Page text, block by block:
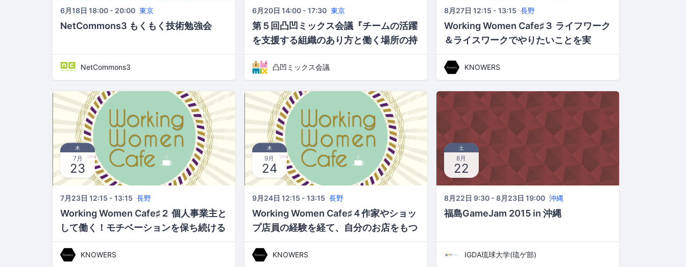
6月18日 18:00 - 20:00 東京
NetCommons3 もくもく技術勉強会
NetCommons3
6月20日 14:00 - 17:30 東京
第５回凸凹ミックス会議『チームの活躍
を支援する組織のあり方と 働く場所の持
つ意味とは？』
凸凹ミックス会議
8月27日 12:15 - 13:15 長野
Working Women Cafe♯３ ライフワーク
＆ライスワークでやりたいことを実
現！ ちょっと寄り道英会話主宰・熊谷
千花さん、公開インタビュー
KNOWERS
木
7月
23
7月23日 12:15 - 13:15 長野
Working Women Cafe♯２ 個人事業主と
して働く！モチベーションを保ち続ける
秘訣とは！？ 保険屋・柴橋 麗さん、公
開インタビュー
KNOWERS
木
9月
24
9月24日 12:15 - 13:15 長野
Working Women Cafe♯４作家やショッ
プ店員の経験を経て、自分のお店をもつ
という選択！ 麹種酵母のパン工房 優 ~
ゆう~・小田 優さん、公開インタビュー
KNOWERS
土
8月
22
8月22日 9:30 - 8月23日 19:00 沖縄
福島GameJam 2015 in 沖縄
IGDA琉球大学(琉ゲ部)